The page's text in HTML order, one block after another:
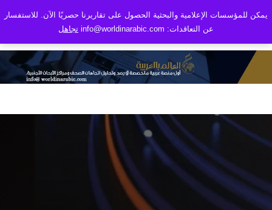
يمكن للمؤسسات الإعلامية والبحثية الحصول على تقاريرنا حصريًا الآن. للاستفسار
عن التعاقدات: info@worldinarabic.com
تجاهل